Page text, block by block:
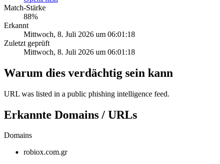
Match-Stärke
88%
Erkannt
Mittwoch, 8. Juli 2026 um 06:01:18
Zuletzt geprüft
Mittwoch, 8. Juli 2026 um 06:01:18
Warum dies verdächtig sein kann
URL was listed in a public phishing intelligence feed.
Erkannte Domains / URLs
Domains
robiox.com.gr